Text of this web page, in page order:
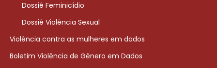
Dossiê Feminicídio
Dossiê Violência Sexual
Violência contra as mulheres em dados
Boletim Violência de Gênero em Dados